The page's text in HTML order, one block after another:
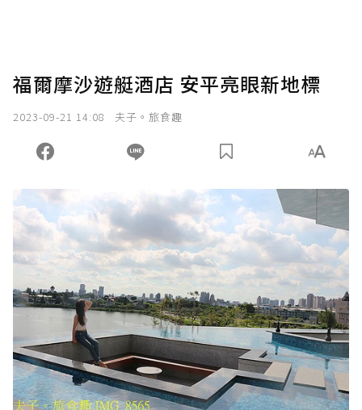
福爾摩沙遊艇酒店 安平亮眼新地標
2023-09-21 14:08 夫子。旅食趣